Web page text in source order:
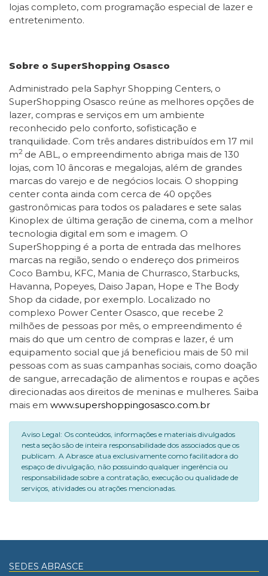
lojas completo, com programação especial de lazer e
entretenimento.
Sobre o SuperShopping Osasco
Administrado pela Saphyr Shopping Centers, o
SuperShopping Osasco reúne as melhores opções de
lazer, compras e serviços em um ambiente
reconhecido pelo conforto, sofisticação e
tranquilidade. Com três andares distribuídos em 17 mil
m2 de ABL, o empreendimento abriga mais de 130
lojas, com 10 âncoras e megalojas, além de grandes
marcas do varejo e de negócios locais. O shopping
center conta ainda com cerca de 40 opções
gastronômicas para todos os paladares e sete salas
Kinoplex de última geração de cinema, com a melhor
tecnologia digital em som e imagem. O
SuperShopping é a porta de entrada das melhores
marcas na região, sendo o endereço dos primeiros
Coco Bambu, KFC, Mania de Churrasco, Starbucks,
Havanna, Popeyes, Daiso Japan, Hope e The Body
Shop da cidade, por exemplo. Localizado no
complexo Power Center Osasco, que recebe 2
milhões de pessoas por mês, o empreendimento é
mais do que um centro de compras e lazer, é um
equipamento social que já beneficiou mais de 50 mil
pessoas com as suas campanhas sociais, como doação
de sangue, arrecadação de alimentos e roupas e ações
direcionadas aos direitos de meninas e mulheres. Saiba
mais em www.supershoppingosasco.com.br
Aviso Legal: Os conteúdos, informações e materiais divulgados
nesta seção são de inteira responsabilidade dos associados que os
publicam. A Abrasce atua exclusivamente como facilitadora do
espaço de divulgação, não possuindo qualquer ingerência ou
responsabilidade sobre a contratação, execução ou qualidade de
serviços, atividades ou atrações mencionadas.
SEDES ABRASCE